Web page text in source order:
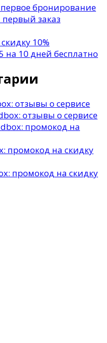
бронирование
заказ
10%
10 дней бесплатно
отзывы о сервисе
отзывы о сервисе
промокод на
промокод на скидку
промокод на скидку